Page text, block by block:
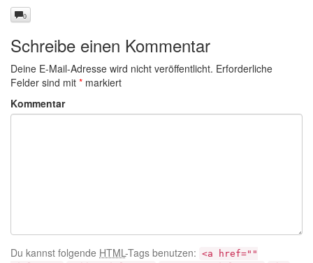
0
Schreibe einen Kommentar
Deine E-Mail-Adresse wird nicht veröffentlicht. Erforderliche
Felder sind mit * markiert
Kommentar
Du kannst folgende HTML-Tags benutzen: <a href=""